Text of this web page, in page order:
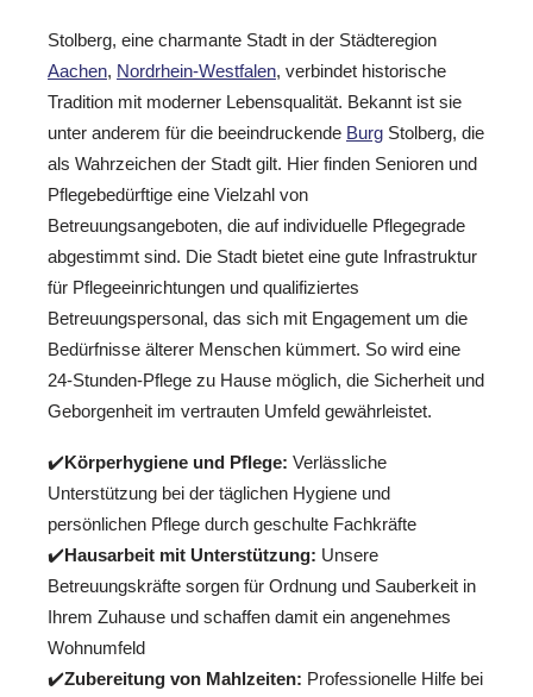
Stolberg, eine charmante Stadt in der Städteregion
Aachen, Nordrhein-Westfalen, verbindet historische
Tradition mit moderner Lebensqualität. Bekannt ist sie
unter anderem für die beeindruckende Burg Stolberg, die
als Wahrzeichen der Stadt gilt. Hier finden Senioren und
Pflegebedürftige eine Vielzahl von
Betreuungsangeboten, die auf individuelle Pflegegrade
abgestimmt sind. Die Stadt bietet eine gute Infrastruktur
für Pflegeeinrichtungen und qualifiziertes
Betreuungspersonal, das sich mit Engagement um die
Bedürfnisse älterer Menschen kümmert. So wird eine
24-Stunden-Pflege zu Hause möglich, die Sicherheit und
Geborgenheit im vertrauten Umfeld gewährleistet.
✔️Körperhygiene und Pflege: Verlässliche
Unterstützung bei der täglichen Hygiene und
persönlichen Pflege durch geschulte Fachkräfte
✔️Hausarbeit mit Unterstützung: Unsere
Betreuungskräfte sorgen für Ordnung und Sauberkeit in
Ihrem Zuhause und schaffen damit ein angenehmes
Wohnumfeld
✔️Zubereitung von Mahlzeiten: Professionelle Hilfe bei